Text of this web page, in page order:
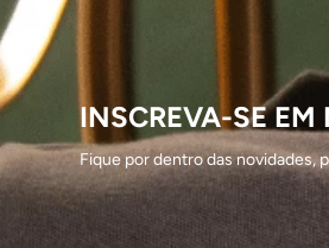
INSCREVA-SE EM
Fique por dentro das novidades,